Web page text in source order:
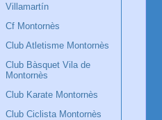
Villamartín
Cf Montornès
Club Atletisme Montornès
Club Bàsquet Vila de
Montornès
Club Karate Montornès
Club Ciclista Montornès